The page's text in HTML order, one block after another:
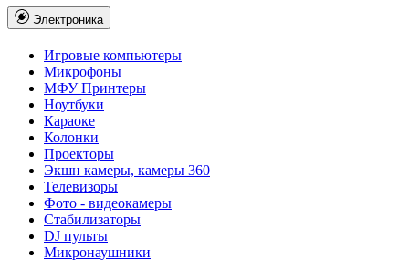
Электроника
Игровые компьютеры
Микрофоны
МФУ Принтеры
Ноутбуки
Караоке
Колонки
Проекторы
Экшн камеры, камеры 360
Телевизоры
Фото - видеокамеры
Стабилизаторы
DJ пульты
Микронаушники